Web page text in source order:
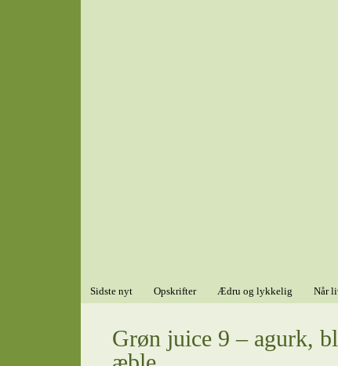
Sidste nyt Opskrifter Ædru og lykkelig Når
Grøn juice 9 – agurk,